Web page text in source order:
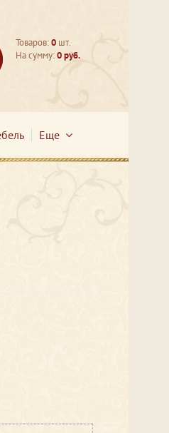
Товаров:0 шт.
На сумму:0 руб.
Еще